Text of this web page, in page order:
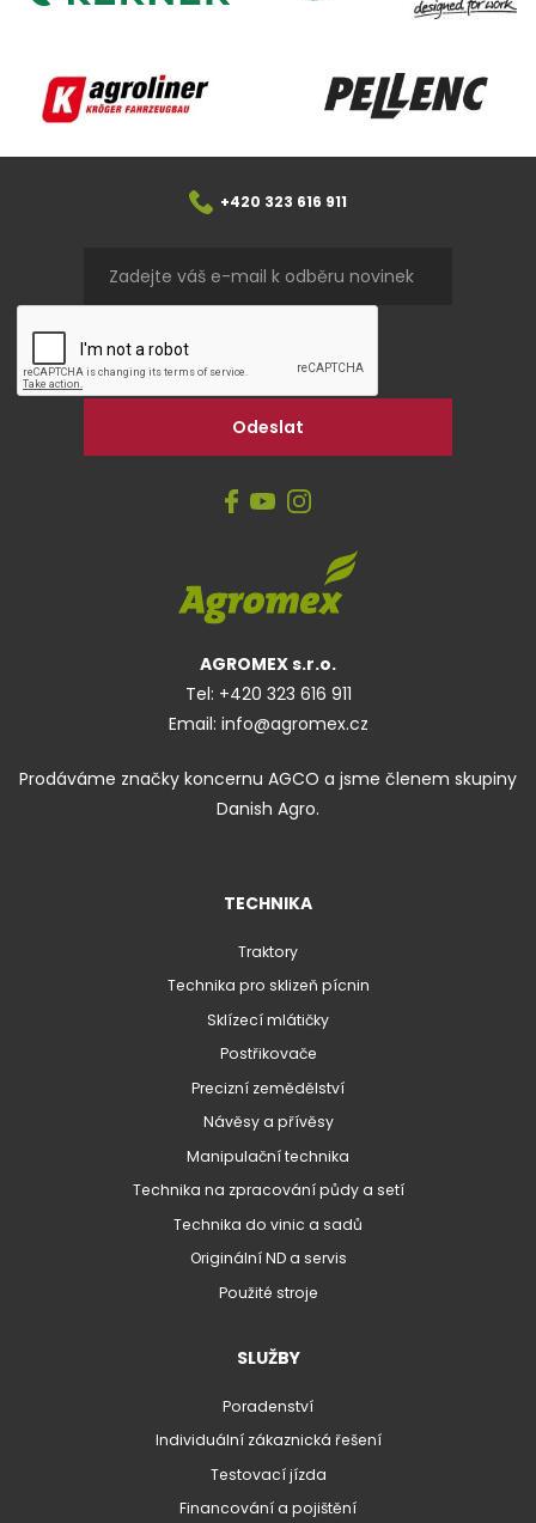
Agroliner Pellenc
+420 323 616 911
AGROMEX s.r.o.
Tel: +420 323 616 911
Email: info@agromex.cz
Prodáváme značky koncernu AGCO a jsme členem skupiny
Danish Agro.
TECHNIKA
Traktory
Technika pro sklizeň pícnin
Sklízecí mlátičky
Postřikovače
Precizní zemědělství
Návěsy a přívěsy
Manipulační technika
Technika na zpracování půdy a setí
Technika do vinic a sadů
Originální ND a servis
Použité stroje
SLUŽBY
Poradenství
Individuální zákaznická řešení
Testovací jízda
Financování a pojištění